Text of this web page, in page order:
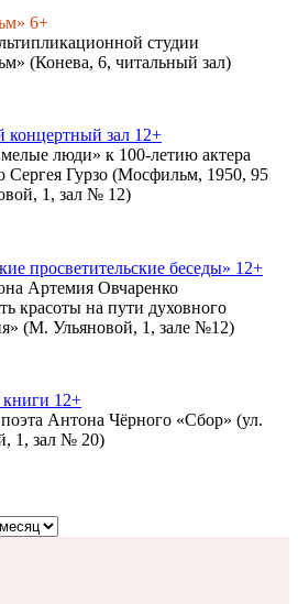
6+
студии
(Конева, 6, читальный зал)
концертный зал 12+
люди» к 100-летию актера
Сергея Гурзо (Мосфильм, 1950, 95
1, зал № 12)
просветительские беседы» 12+
Артемия Овчаренко
красоты на пути духовного
(М. Ульяновой, 1, зале №12)
книги 12+
Антона Чёрного «Сбор» (ул.
1, зал № 20)